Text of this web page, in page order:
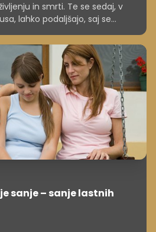
in smrti. Te se sedaj, v
lahko podaljšajo, saj se
obstajajo znaki okužbe,
Kako je videti delo v času
sanje – sanje lastnih